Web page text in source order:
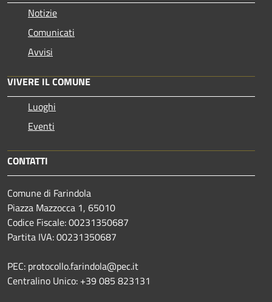
Notizie
Comunicati
Avvisi
VIVERE IL COMUNE
Luoghi
Eventi
CONTATTI
Comune di Farindola
Piazza Mazzocca 1, 65010
Codice Fiscale: 00231350687
Partita IVA: 00231350687
PEC: protocollo.farindola@pec.it
Centralino Unico: +39 085 823131